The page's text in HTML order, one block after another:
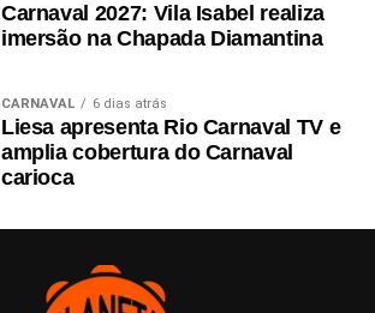
Carnaval 2027: Vila Isabel realiza
imersão na Chapada Diamantina
CARNAVAL 6 dias atrás
Liesa apresenta Rio Carnaval TV e
amplia cobertura do Carnaval
carioca